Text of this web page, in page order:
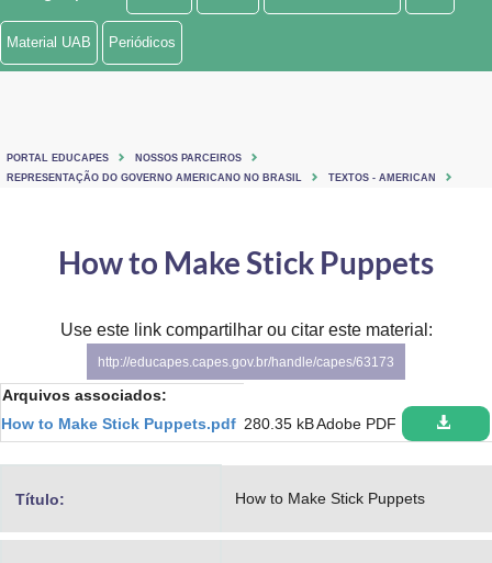
Ministério de Minas e Energia
Ministério do Turismo
Controladoria-Geral da União
Secretaria de Governo
Gabinete de Segurança Institucional
Material UAB Periódicos
PORTAL EDUCAPES
NOSSOS PARCEIROS
REPRESENTAÇÃO DO GOVERNO AMERICANO NO BRASIL
TEXTOS - AMERICAN
How to Make Stick Puppets
Use este link compartilhar ou citar este material:
http://educapes.capes.gov.br/handle/capes/63173
Arquivos associados:
How to Make Stick Puppets.pdf 280.35 kBAdobe PDF
Título: How to Make Stick Puppets